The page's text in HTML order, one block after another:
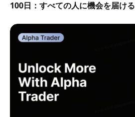
100日：すべての人に機会を届ける